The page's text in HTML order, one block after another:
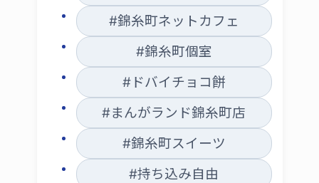
#錦糸町ネットカフェ
#錦糸町個室
#ドバイチョコ餅
#まんがランド錦糸町店
#錦糸町スイーツ
#持ち込み自由